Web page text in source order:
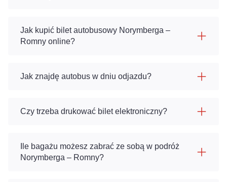
Jak kupić bilet autobusowy Norymberga –
Romny online?
Jak znajdę autobus w dniu odjazdu?
Czy trzeba drukować bilet elektroniczny?
Ile bagażu możesz zabrać ze sobą w podróż
Norymberga – Romny?